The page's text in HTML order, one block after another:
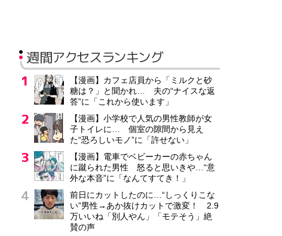
週間アクセスランキング
【漫画】カフェ店員から「ミルクと砂
糖は？」と聞かれ… 夫の“ナイスな返
答”に「これから使います」
【漫画】小学校で人気の男性教師が女
子トイレに… 個室の隙間から見え
た“恐ろしいモノ”に「許せない」
【漫画】電車でベビーカーの赤ちゃん
に蹴られた男性 怒ると思いきや…“意
外な本音”に「なんてすてき！」
前日にカットしたのに…“しっくりこな
い”男性→あか抜けカットで激変！ 2.9
万いいね「別人やん」「モテそう」絶
賛の声